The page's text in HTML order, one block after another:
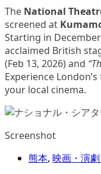
The National
screened at
Starting in
acclaimed British
(Feb 13, 2026) and
Experience
your local cinema.
Screenshot
熊本, 映画・演